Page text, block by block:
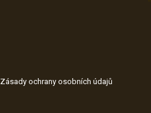
Zásady ochrany osobních údajů